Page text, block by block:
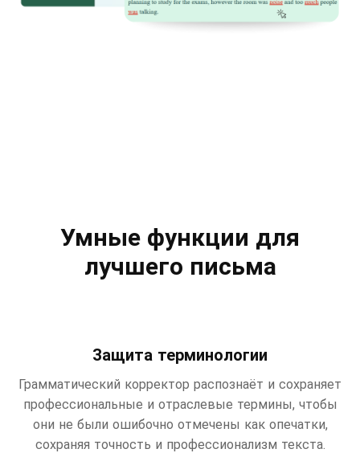
Умные функции для
лучшего письма
Защита терминологии
Грамматический корректор распознаёт и сохраняет
профессиональные и отраслевые термины, чтобы
они не были ошибочно отмечены как опечатки,
сохраняя точность и профессионализм текста.